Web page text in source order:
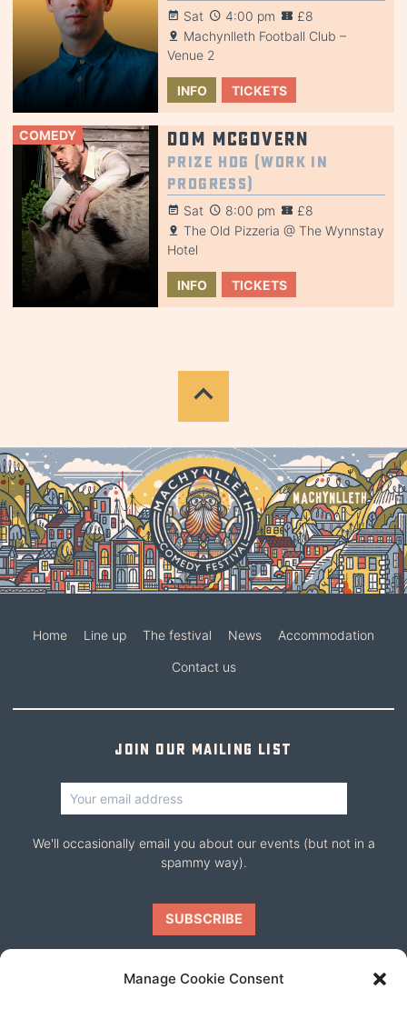
Manage Cookie Consent
Sat 4:00 pm
£8
Machynlleth Football Club –
Venue 2
INFO TICKETS
COMEDY Dom McGovern
Prize Hog (Work in
Progress)
Sat 8:00 pm
£8
The Old Pizzeria @ The Wynnstay
Hotel
INFO TICKETS
Home Line up The festival News Accommodation
Contact us
Join our mailing list
We'll occasionally email you about our events (but not in a
spammy way).